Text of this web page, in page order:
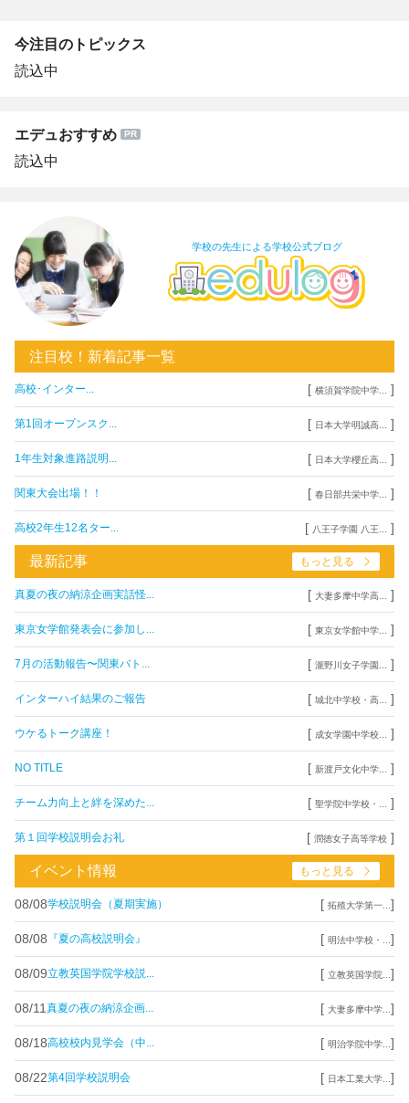
今注目のトピックス
読込中
エデュおすすめ
読込中
学校の先生による学校公式ブログ
注目校！新着記事一覧
高校･インター... [ 横須賀学院中学... ]
第1回オープンスク... [ 日本大学明誠高... ]
1年生対象進路説明... [ 日本大学櫻丘高... ]
関東大会出場！！ [ 春日部共栄中学... ]
高校2年生12名ター... [ 八王子学園 八王... ]
最新記事 もっと見る
真夏の夜の納涼企画実話怪... [ 大妻多摩中学高... ]
東京女学館発表会に参加し... [ 東京女学館中学... ]
7月の活動報告〜関東バト... [ 瀧野川女子学園... ]
インターハイ結果のご報告 [ 城北中学校・高... ]
ウケるトーク講座！ [ 成女学園中学校... ]
NO TITLE [ 新渡戸文化中学... ]
チーム力向上と絆を深めた... [ 聖学院中学校・... ]
第１回学校説明会お礼 [ 潤徳女子高等学校 ]
イベント情報 もっと見る
08/08学校説明会（夏期実施） [ 拓殖大学第一... ]
08/08 『夏の高校説明会』 [ 明法中学校・... ]
08/09立教英国学院学校説... [ 立教英国学院... ]
08/11 真夏の夜の納涼企画... [ 大妻多摩中学... ]
08/18高校校内見学会（中... [ 明治学院中学... ]
08/22第4回学校説明会 [ 日本工業大学... ]